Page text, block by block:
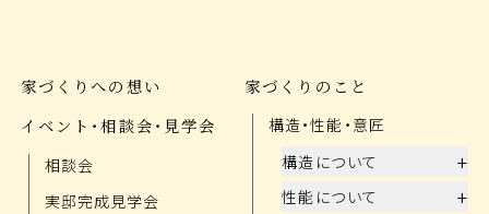
家づくりへの想い
イベント・相談会・見学会
相談会
実邸完成見学会
家づくりのこと
構造・性能・意匠
構造について
+
性能について +